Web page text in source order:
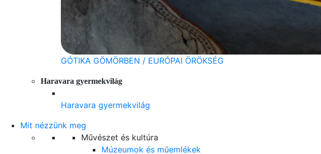
GÓTIKA GÖMÖRBEN / EURÓPAI ÖRÖKSÉG
Haravara gyermekvilág
Haravara gyermekvilág
Mit nézzünk meg
Művészet és kultúra
Múzeumok és műemlékek